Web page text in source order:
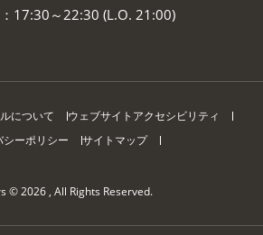
17:30～22:30 (L.O. 21:00)
について
ウェブサイトアクセシビリティ
シーポリシー
サイトマップ
© 2026 , All Rights Reserved.